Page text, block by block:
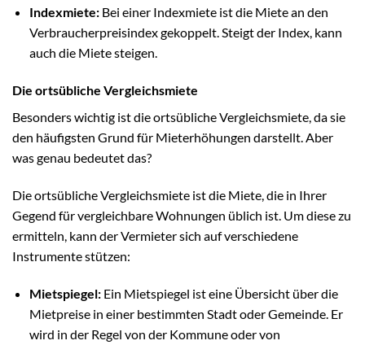
Indexmiete:Bei einer Indexmiete ist die Miete an den
Verbraucherpreisindex gekoppelt. Steigt der Index, kann
auch die Miete steigen.
Die ortsübliche Vergleichsmiete
Besonders wichtig ist die ortsübliche Vergleichsmiete, da sie
den häufigsten Grund für Mieterhöhungen darstellt. Aber
was genau bedeutet das?
Die ortsübliche Vergleichsmiete ist die Miete, die in Ihrer
Gegend für vergleichbare Wohnungen üblich ist. Um diese zu
ermitteln, kann der Vermieter sich auf verschiedene
Instrumente stützen:
Mietspiegel:Ein Mietspiegel ist eine Übersicht über die
Mietpreise in einer bestimmten Stadt oder Gemeinde. Er
wird in der Regel von der Kommune oder von